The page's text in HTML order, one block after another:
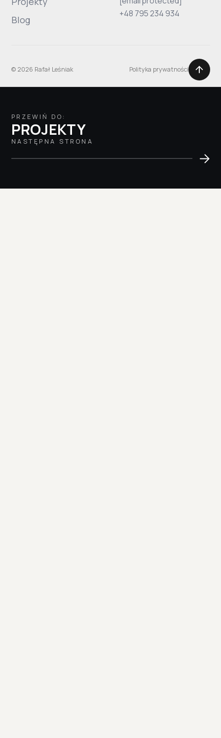
Blog
+48 795 234 934
© 2026 Rafał Leśniak Polityka prywatności
PRZEWIŃ DO:
PROJEKTY
NASTĘPNA STRONA